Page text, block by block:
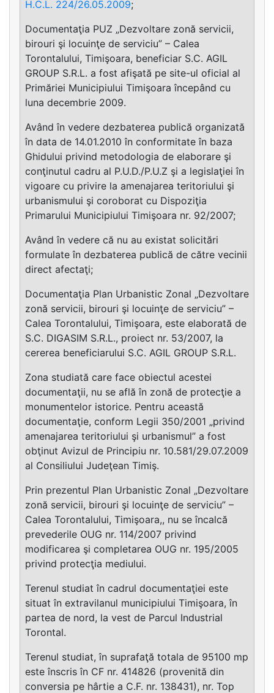
H.C.L. 224/26.05.2009;
Documentaţia PUZ „Dezvoltare zonă servicii,
birouri şi locuinţe de serviciu” – Calea
Torontalului, Timişoara, beneficiar S.C. AGIL
GROUP S.R.L. a fost afişată pe site-ul oficial al
Primăriei Municipiului Timişoara începând cu
luna decembrie 2009.
Având în vedere dezbaterea publică organizată
în data de 14.01.2010 în conformitate în baza
Ghidului privind metodologia de elaborare şi
conţinutul cadru al P.U.D./P.U.Z şi a legislaţiei în
vigoare cu privire la amenajarea teritoriului şi
urbanismului şi coroborat cu Dispoziţia
Primarului Municipiului Timişoara nr. 92/2007;
Având în vedere că nu au existat solicitări
formulate în dezbaterea publică de către vecinii
direct afectaţi;
Documentaţia Plan Urbanistic Zonal „Dezvoltare
zonă servicii, birouri şi locuinţe de serviciu” –
Calea Torontalului, Timişoara, este elaborată de
S.C. DIGASIM S.R.L., proiect nr. 53/2007, la
cererea beneficiarului S.C. AGIL GROUP S.R.L.
Zona studiată care face obiectul acestei
documentaţii, nu se află în zonă de protecţie a
monumentelor istorice. Pentru această
documentaţie, conform Legii 350/2001 „privind
amenajarea teritoriului şi urbanismul” a fost
obţinut Avizul de Principiu nr. 10.581/29.07.2009
al Consiliului Judeţean Timiş.
Prin prezentul Plan Urbanistic Zonal „Dezvoltare
zonă servicii, birouri şi locuinţe de serviciu” –
Calea Torontalului, Timişoara,, nu se încalcă
prevederile OUG nr. 114/2007 privind
modificarea şi completarea OUG nr. 195/2005
privind protecţia mediului.
Terenul studiat în cadrul documentaţiei este
situat în extravilanul municipiului Timişoara, în
partea de nord, la vest de Parcul Industrial
Torontal.
Terenul studiat, în suprafaţă totala de 95100 mp
este înscris în CF nr. 414826 (provenită din
conversia pe hârtie a C.F. nr. 138431), nr. Top